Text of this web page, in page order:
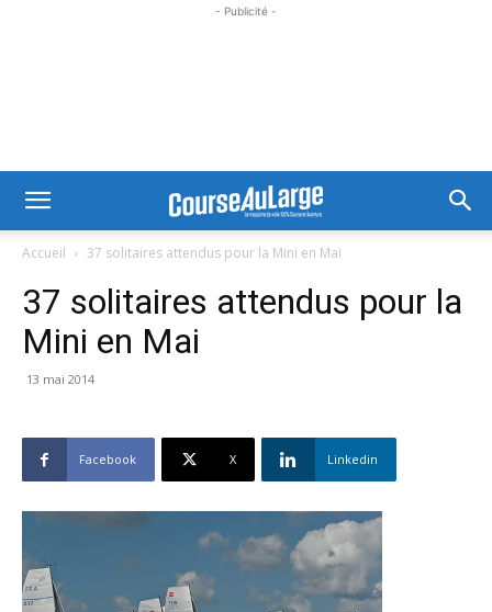
- Publicité -
Accueil 37 solitaires attendus pour la Mini en Mai
37 solitaires attendus pour la
Mini en Mai
13 mai 2014
Facebook X Linkedin